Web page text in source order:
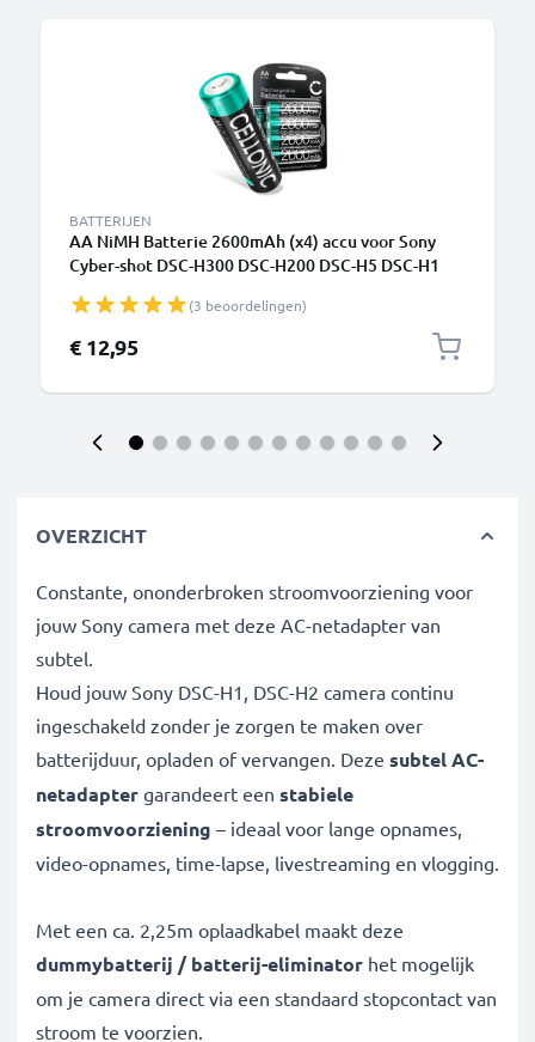
BATTERIJEN
AA NiMH Batterie 2600mAh (x4) accu voor Sony
Cyber-shot DSC-H300 DSC-H200 DSC-H5 DSC-H1
accu voor camera(3 beoordelingen)
€ 12,95
OVERZICHT
Constante, ononderbroken stroomvoorziening voor
jouw Sony camera met deze AC-netadapter van
subtel.
Houd jouw Sony DSC-H1, DSC-H2 camera continu
ingeschakeld zonder je zorgen te maken over
batterijduur, opladen of vervangen. Deze subtel AC-
netadapter garandeert een stabiele
stroomvoorziening – ideaal voor lange opnames,
video-opnames, time-lapse, livestreaming en vlogging.
Met een ca. 2,25m oplaadkabel maakt deze
dummybatterij / batterij-eliminator het mogelijk
om je camera direct via een standaard stopcontact van
stroom te voorzien.